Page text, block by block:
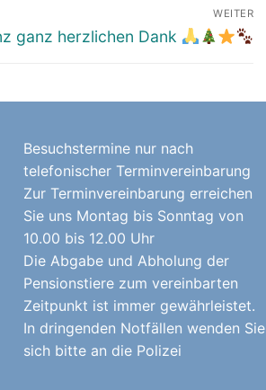
WEITER
ganz herzlichen Dank
Besuchstermine nur nach
telefonischer Terminvereinbarung
Zur Terminvereinbarung erreichen
Sie uns Montag bis Sonntag von
10.00 bis 12.00 Uhr
Die Abgabe und Abholung der
Pensionstiere zum vereinbarten
Zeitpunkt ist immer gewährleistet.
In dringenden Notfällen wenden Sie
sich bitte an die Polizei